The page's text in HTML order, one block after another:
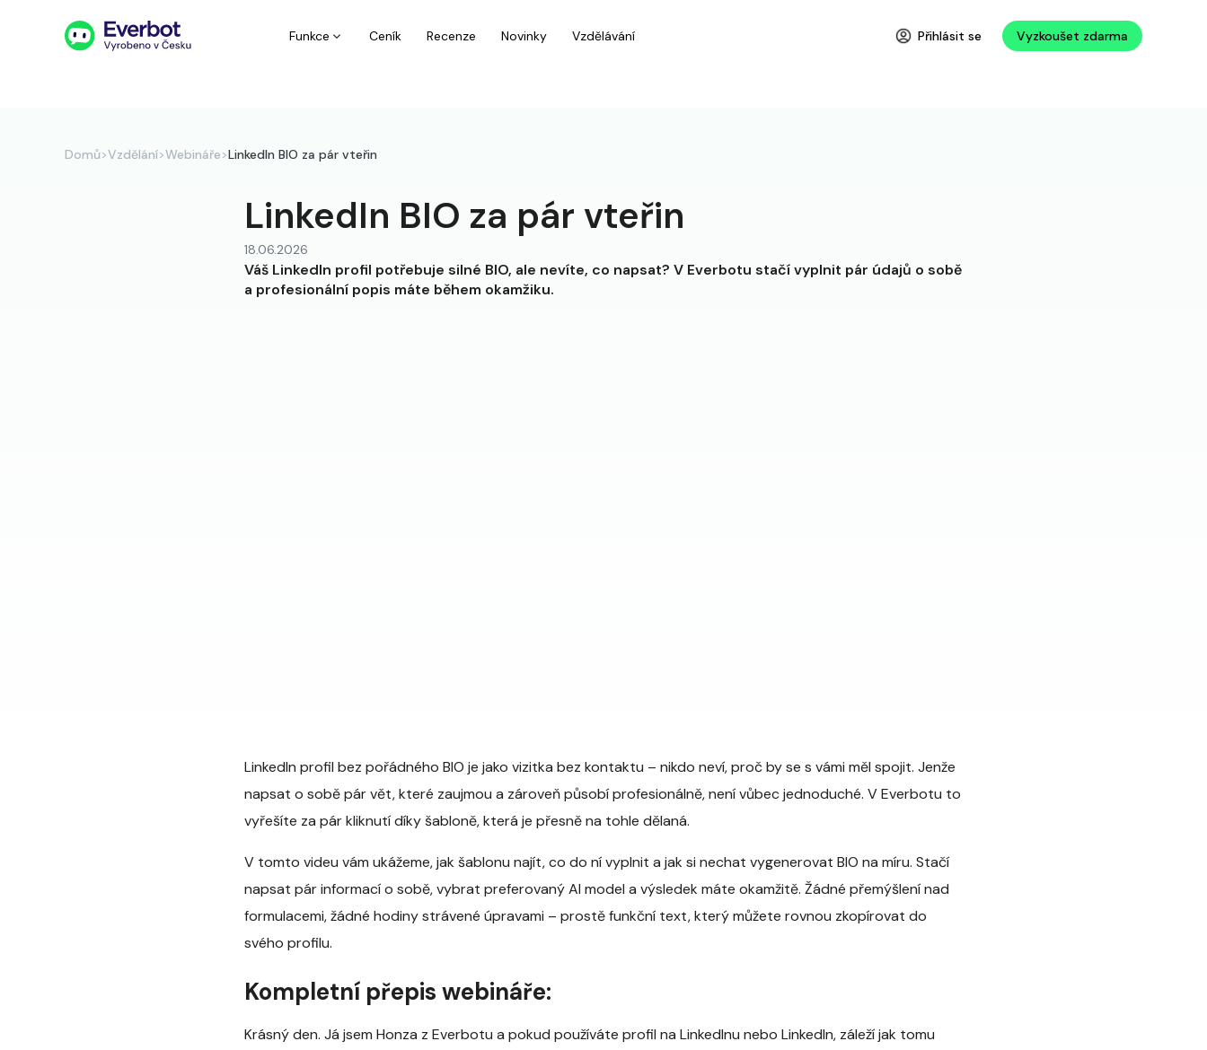
Funkce Ceník Recenze Novinky Vzdělávání Přihlásit se Vyzkoušet zdarma
Domů>Vzdělání>Webináře>LinkedIn BIO za pár vteřin
LinkedIn BIO za pár vteřin
18.06.2026
Váš LinkedIn profil potřebuje silné BIO, ale nevíte, co napsat? V Everbotu stačí vyplnit pár údajů o sobě
a profesionální popis máte během okamžiku.
LinkedIn profil bez pořádného BIO je jako vizitka bez kontaktu – nikdo neví, proč by se s vámi měl spojit. Jenže
napsat o sobě pár vět, které zaujmou a zároveň působí profesionálně, není vůbec jednoduché. V Everbotu to
vyřešíte za pár kliknutí díky šabloně, která je přesně na tohle dělaná.
V tomto videu vám ukážeme, jak šablonu najít, co do ní vyplnit a jak si nechat vygenerovat BIO na míru. Stačí
napsat pár informací o sobě, vybrat preferovaný AI model a výsledek máte okamžitě. Žádné přemýšlení nad
formulacemi, žádné hodiny strávené úpravami – prostě funkční text, který můžete rovnou zkopírovat do
svého profilu.
Kompletní přepis webináře:
Krásný den. Já jsem Honza z Everbotu a pokud používáte profil na LinkedInu nebo LinkedIn, záleží jak tomu